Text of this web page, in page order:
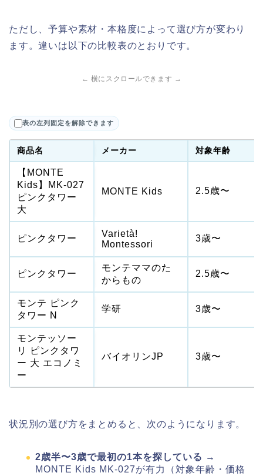
ただし、予算や素材・本格度によって選び方が変わり
ます。違いは以下の比較表のとおりです。
← 横にスクロールできます →
表の左列固定を解除できます
商品名 メーカー 対象年齢
【MONTE
Kids】MK-027
ピンクタワー
大
MONTE Kids 2.5歳〜
ピンクタワー
Varietà!
Montessori
3歳〜
ピンクタワー
モンテママのた
からもの
2.5歳〜
モンテ ピンク
タワー N
学研 3歳〜
モンテッソー
リ ピンクタワ
ー 大 エコノミ
ー
バイオリンJP 3歳〜
状況別の選び方をまとめると、次のようになります。
2歳半〜3歳で最初の1本を探している →
MONTE Kids MK-027が有力（対象年齢・価格